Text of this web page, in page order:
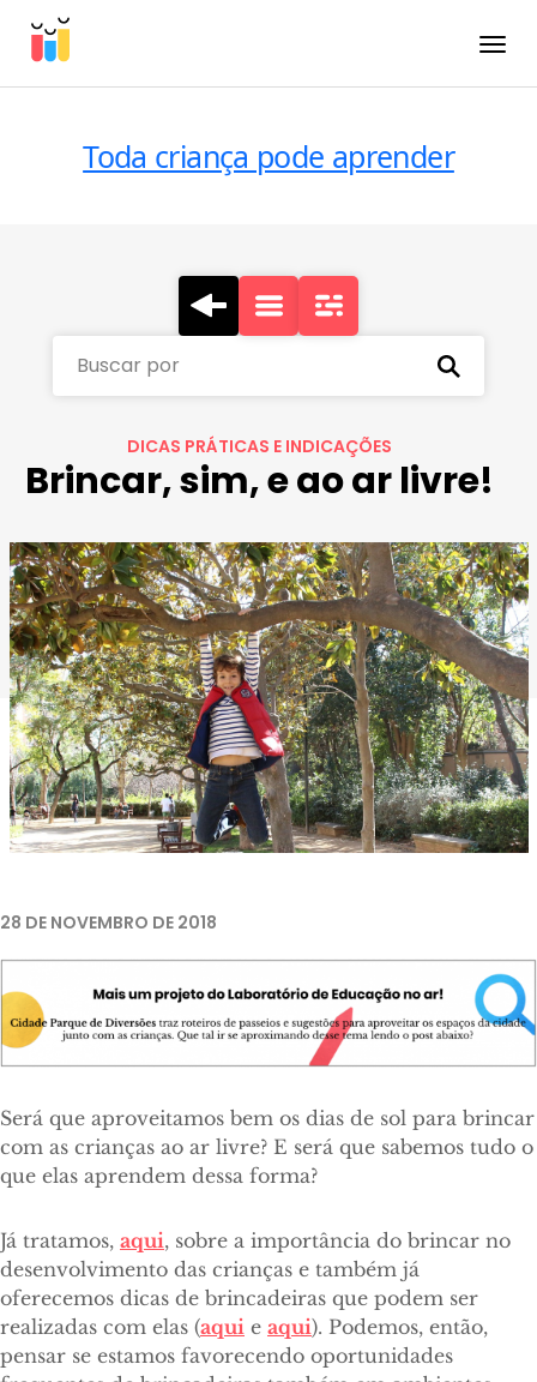
Toda criança pode aprender
Buscar por
DICAS PRÁTICAS E INDICAÇÕES
Brincar, sim, e ao ar livre!
28 DE NOVEMBRO DE 2018
Será que aproveitamos bem os dias de sol para brincar
com as crianças ao ar livre? E será que sabemos tudo o
que elas aprendem dessa forma?
Já tratamos, aqui, sobre a importância do brincar no
desenvolvimento das crianças e também já
oferecemos dicas de brincadeiras que podem ser
realizadas com elas (aqui e aqui). Podemos, então,
pensar se estamos favorecendo oportunidades